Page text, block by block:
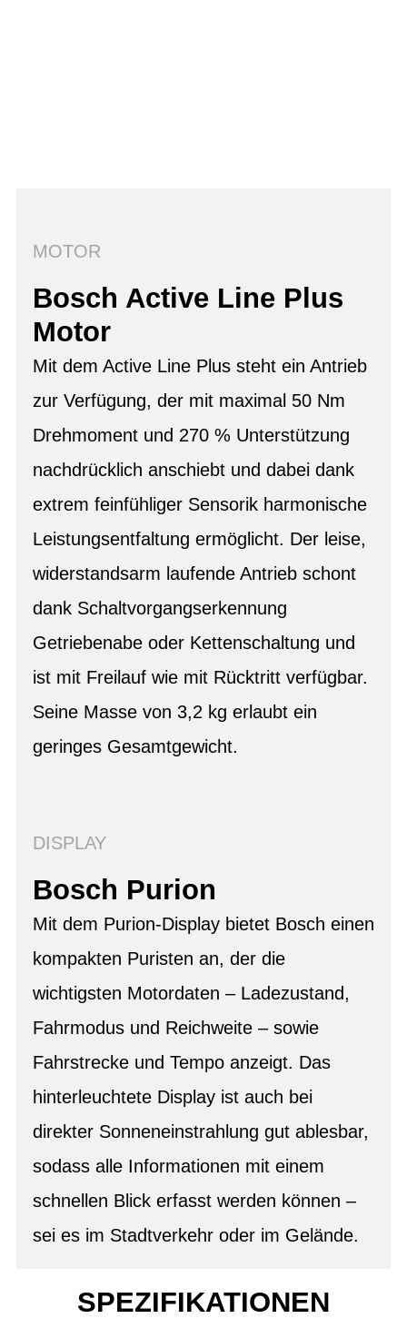
MOTOR
Bosch Active Line Plus
Motor
Mit dem Active Line Plus steht ein Antrieb
zur Verfügung, der mit maximal 50 Nm
Drehmoment und 270 % Unterstützung
nachdrücklich anschiebt und dabei dank
extrem feinfühliger Sensorik harmonische
Leistungsentfaltung ermöglicht. Der leise,
widerstandsarm laufende Antrieb schont
dank Schaltvorgangserkennung
Getriebenabe oder Kettenschaltung und
ist mit Freilauf wie mit Rücktritt verfügbar.
Seine Masse von 3,2 kg erlaubt ein
geringes Gesamtgewicht.
DISPLAY
Bosch Purion
Mit dem Purion-Display bietet Bosch einen
kompakten Puristen an, der die
wichtigsten Motordaten – Ladezustand,
Fahrmodus und Reichweite – sowie
Fahrstrecke und Tempo anzeigt. Das
hinterleuchtete Display ist auch bei
direkter Sonneneinstrahlung gut ablesbar,
sodass alle Informationen mit einem
schnellen Blick erfasst werden können –
sei es im Stadtverkehr oder im Gelände.
SPEZIFIKATIONEN